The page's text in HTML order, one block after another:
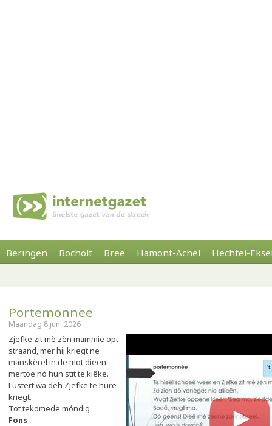
Beringen Bocholt Bree Hamont-Achel Hechtel-
Portemonnee
Maandag 8 juni 2026
Zjefke zit mè zèn mammie opt
straand, mer hij kriegt ne
manskèrel in de mot dieën
mertoe nò hun stit te kiêke.
Lüstert wa deh Zjefke te hüre
kriegt.
Tot tekomede móndig
Fons